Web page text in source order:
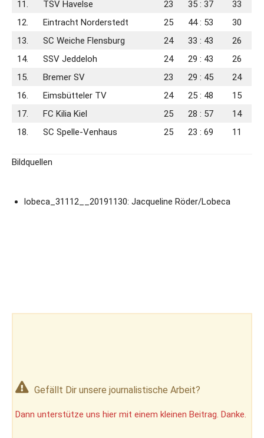
11.
TSV Havelse 23 35 : 37
33
12.
Eintracht Norderstedt 25 44 : 53
30
13.
SC Weiche Flensburg 24 33 : 43
26
14.
SSV Jeddeloh 24 29 : 43
26
15.
Bremer SV 23 29 : 45
24
16.
Eimsbütteler TV 24 25 : 48
15
17.
FC Kilia Kiel 25 28 : 57
14
18.
SC Spelle-Venhaus 25 23 : 69 11
Bildquellen
lobeca_31112__20191130: Jacqueline Röder/Lobeca
Gefällt Dir unsere journalistische Arbeit?
Dann unterstütze uns hier mit einem kleinen Beitrag. Danke.